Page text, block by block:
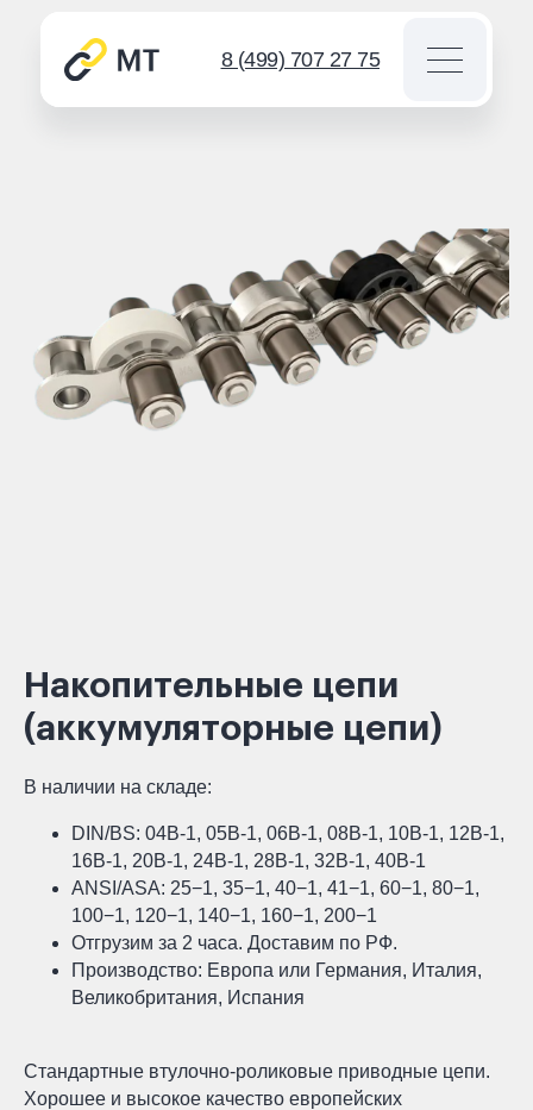
8 (499) 707 27 75
Звездочки
8 (499) 707 27 75
info@mt-chains.ru
Каталог цепей
Накопительные цепи
(аккумуляторные цепи)
В наличии на складе:
DIN/BS: 04В-1, 05В-1, 06В-1, 08В-1, 10В-1, 12В-1,
16В-1, 20В-1, 24В-1, 28В-1, 32В-1, 40В-1
ANSI/ASA: 25−1, 35−1, 40−1, 41−1, 60−1, 80−1,
100−1, 120−1, 140−1, 160−1, 200−1
Отгрузим за 2 часа. Доставим по РФ.
Производство: Европа или Германия, Италия,
Великобритания, Испания
Стандартные втулочно-роликовые приводные цепи.
Хорошее и высокое качество европейских